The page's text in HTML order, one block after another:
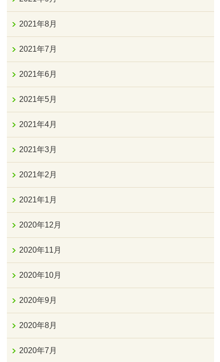
2021年8月
2021年7月
2021年6月
2021年5月
2021年4月
2021年3月
2021年2月
2021年1月
2020年12月
2020年11月
2020年10月
2020年9月
2020年8月
2020年7月